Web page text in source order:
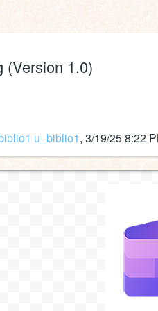
(Version 1.0)
u_biblio1, 3/19/25 8:22